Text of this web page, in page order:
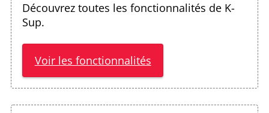
Découvrez toutes les fonctionnalités de K-
Sup.
Voir les fonctionnalités